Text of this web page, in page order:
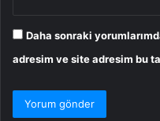
Daha sonraki
adresim ve site adresim bu